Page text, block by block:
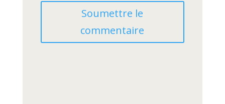
Soumettre le
commentaire